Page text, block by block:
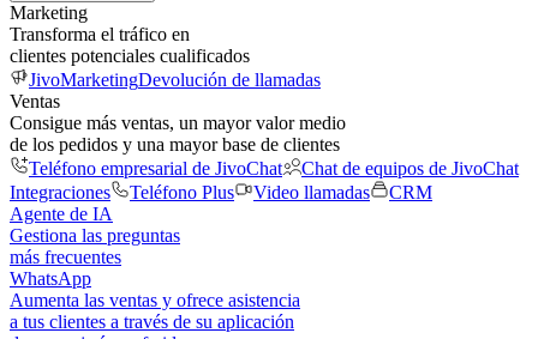
Marketing
Transforma el tráfico en
clientes potenciales cualificados
JivoMarketingDevolución de llamadas
Ventas
Consigue más ventas, un mayor valor medio
de los pedidos y una mayor base de clientes
Teléfono empresarial de JivoChat
Chat de equipos de JivoChat
Integraciones
Teléfono Plus Video llamadas
CRM
Agente de IA
Gestiona las preguntas
más frecuentes
WhatsApp
Aumenta las ventas y ofrece asistencia
a tus clientes a través de su aplicación